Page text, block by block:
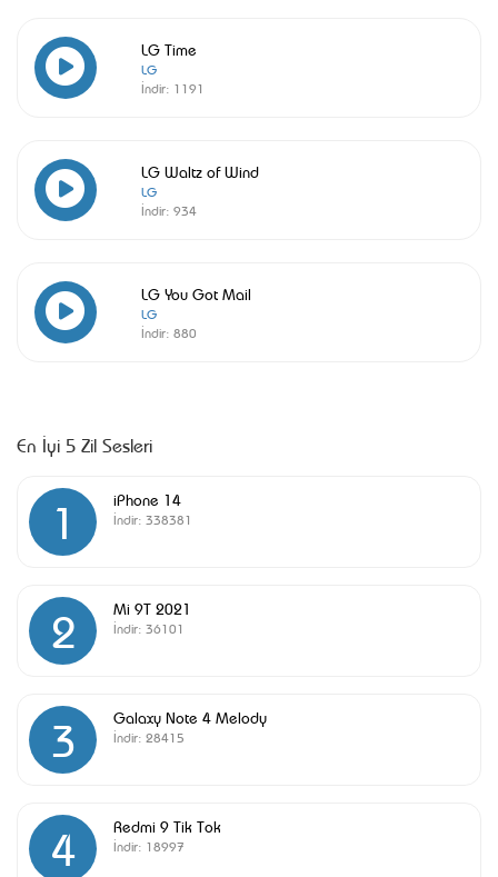
LG Time
LG
İndir: 1191
LG Waltz of Wind
LG
İndir: 934
LG You Got Mail
LG
İndir: 880
En İyi 5 Zil Sesleri
1 iPhone 14
İndir: 338381
2 Mi 9T 2021
İndir: 36101
3 Galaxy Note 4 Melody
İndir: 28415
4 Redmi 9 Tik Tok
İndir: 18997